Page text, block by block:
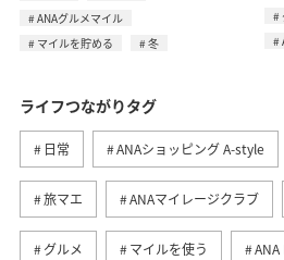
ANAグルメマイル
マイルを貯める
冬
ライフつながりタグ
日常 ANAショッピング A-style
旅マエ ANAマイレージクラブ
グルメ マイルを使う